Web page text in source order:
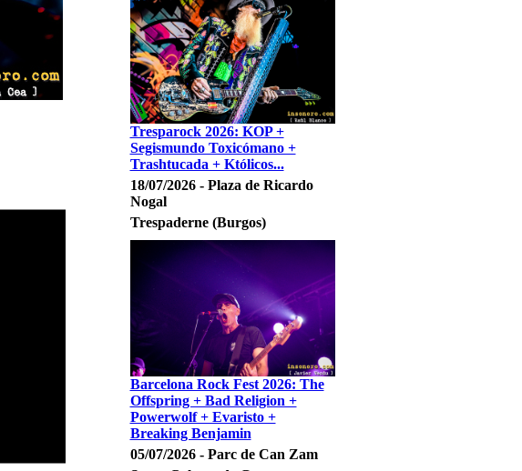
Tresparock 2026: KOP +
Segismundo Toxicómano +
Trashtucada + Któlicos...
18/07/2026 - Plaza de Ricardo
Nogal
Trespaderne (Burgos)
Barcelona Rock Fest 2026: The
Offspring + Bad Religion +
Powerwolf + Evaristo +
Breaking Benjamin
05/07/2026 - Parc de Can Zam